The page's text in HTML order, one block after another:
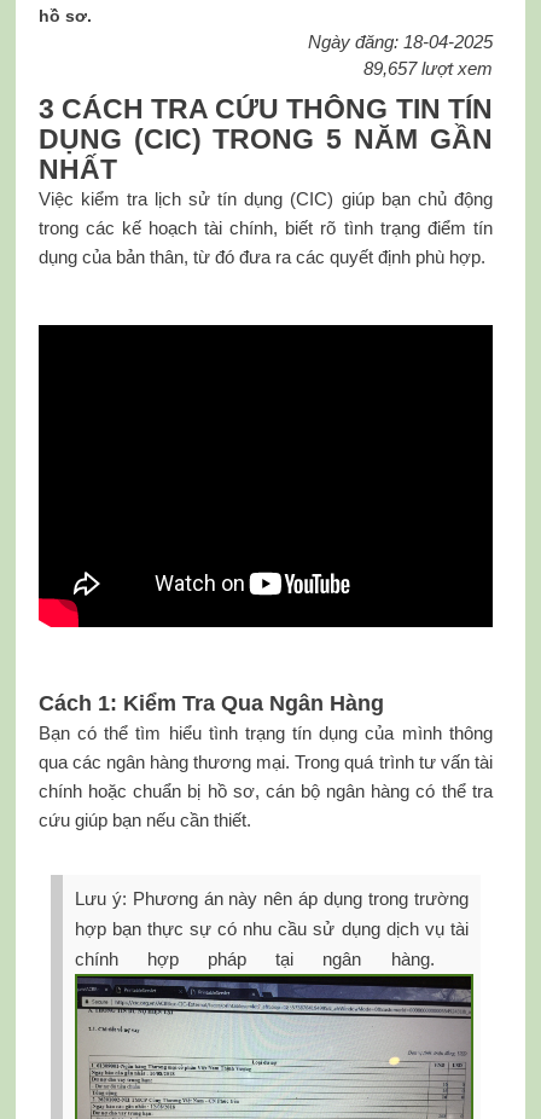
hồ sơ.
Ngày đăng: 18-04-2025
89,657 lượt xem
3 CÁCH TRA CỨU THÔNG TIN TÍN
DỤNG (CIC) TRONG 5 NĂM GẦN
NHẤT
Việc kiểm tra lịch sử tín dụng (CIC) giúp bạn chủ động
trong các kế hoạch tài chính, biết rõ tình trạng điểm tín
dụng của bản thân, từ đó đưa ra các quyết định phù hợp.
Cách 1: Kiểm Tra Qua Ngân Hàng
Bạn có thể tìm hiểu tình trạng tín dụng của mình thông
qua các ngân hàng thương mại. Trong quá trình tư vấn tài
chính hoặc chuẩn bị hồ sơ, cán bộ ngân hàng có thể tra
cứu giúp bạn nếu cần thiết.
Lưu ý: Phương án này nên áp dụng trong trường
hợp bạn thực sự có nhu cầu sử dụng dịch vụ tài
chính hợp pháp tại ngân hàng.